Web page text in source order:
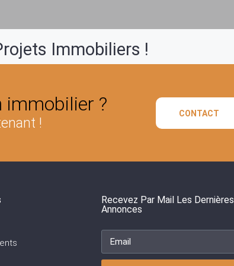
Immobiliers !
immobilier ?
!
CONTACT
Recevez Par Mail Les Dernières
Annonces